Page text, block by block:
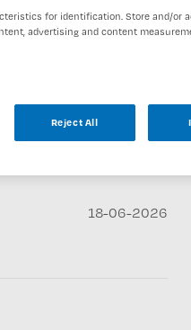
Als
flexibele
onze locatie in
18-06-2026
for identification. Store and/or
advertising and content
Reject All